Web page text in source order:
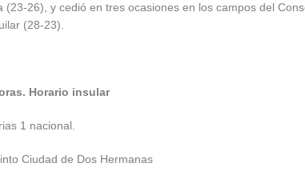
(23-26), y cedió en tres ocasiones en los campos del
(28-23).
Horario insular
1 nacional.
Ciudad de Dos Hermanas